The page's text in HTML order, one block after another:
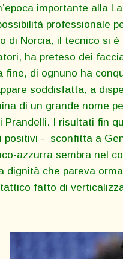
importante alla
professionale
di Norcia, il tecnico si
ha preteso dei
fine, di ognuno ha
soddisfatta, a
di un grande nome
Prandelli. I risultati fin
positivi - sconfitta a
azzurra sembra nel
dignità che pareva
fatto di